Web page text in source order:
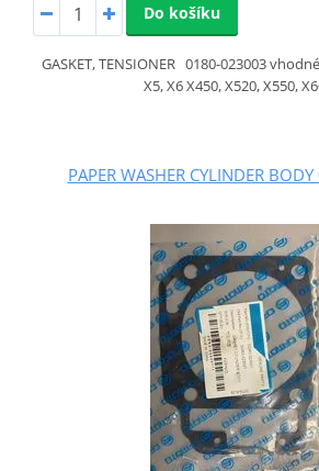
Do košíku
GASKET, TENSIONER 0180-023003
X5, X6 X450, X520, X550,
PAPER WASHER CYLINDER